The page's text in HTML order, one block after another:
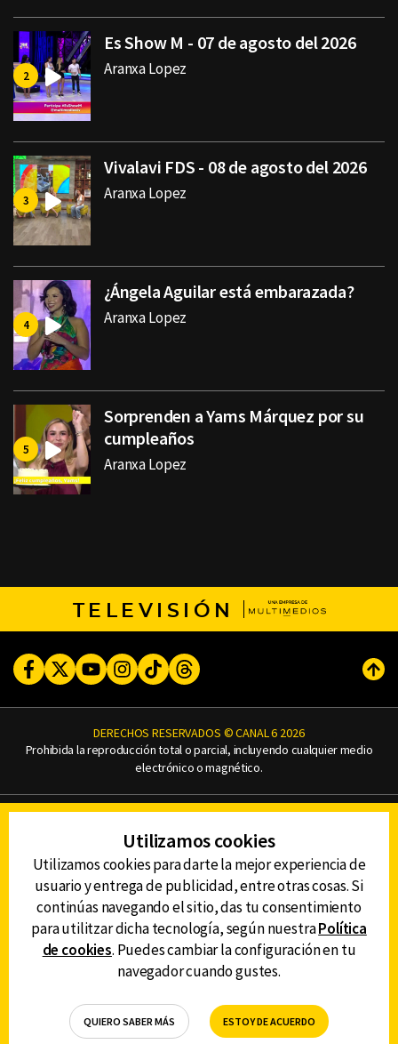
Es Show M - 07 de agosto del 2026
Aranxa Lopez
Vivalavi FDS - 08 de agosto del 2026
Aranxa Lopez
¿Ángela Aguilar está embarazada?
Aranxa Lopez
Sorprenden a Yams Márquez por su
cumpleaños
Aranxa Lopez
TELEVISIÓN
FacebookTwitterYoutubeInstagram
TikTokThreads
DERECHOS RESERVADOS © CANAL 6 2026
Prohibida la reproducción total o parcial, incluyendo cualquier medio
electrónico o magnético.
AVISO DE PRIVACIDAD
AVISO LEGAL
DEFENSORÍA DE LAS AUDIENCIAS
DESCARGA LA APP DE CANAL 6
Utilizamos cookies
Utilizamos cookies para darte la mejor experiencia de
usuario y entrega de publicidad, entre otras cosas. Si
continúas navegando el sitio, das tu consentimiento
para utilitzar dicha tecnología, según nuestraPolítica
de cookies. Puedes cambiar la configuración en tu
navegador cuando gustes.
QUIERO SABER MÁS ESTOY DE ACUERDO